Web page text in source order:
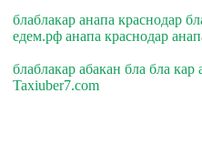
блаблакар анапа краснодар
едем.рф анапа краснодар
блаблакар абакан бла бла
Taxiuber7.com